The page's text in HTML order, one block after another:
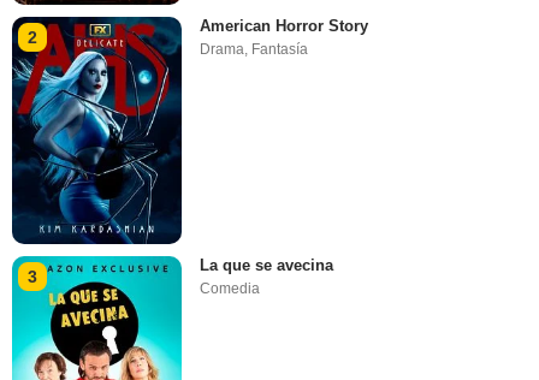
2
American Horror Story
Drama, Fantasía
3
La que se avecina
Comedia